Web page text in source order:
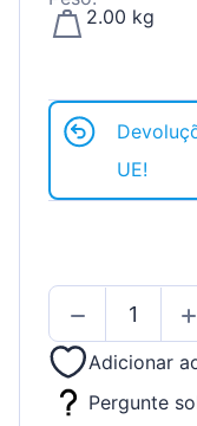
2.00 kg
UE!
Adicionar
Pergunte